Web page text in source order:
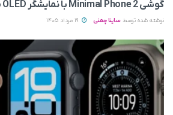
گوشی Minimal Phone 2 با نمایشگر OLED معرفی شد
نوشته شده توسط ساینا چمنی